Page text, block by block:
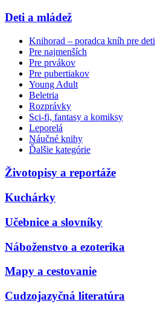
Deti a mládež
Knihorad – poradca kníh pre deti
Pre najmenších
Pre prvákov
Pre pubertiakov
Young Adult
Beletria
Rozprávky
Sci-fi, fantasy a komiksy
Leporelá
Náučné knihy
Ďalšie kategórie
Životopisy a reportáže
Kuchárky
Učebnice a slovníky
Náboženstvo a ezoterika
Mapy a cestovanie
Cudzojazyčná literatúra